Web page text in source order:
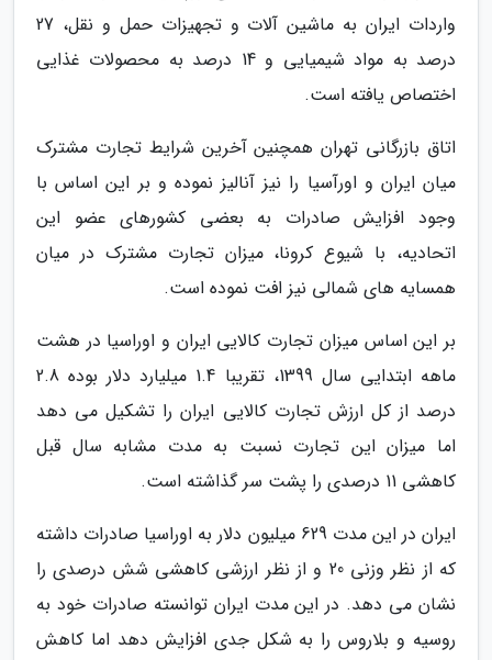
واردات ایران به ماشین آلات و تجهیزات حمل و نقل، 27
درصد به مواد شیمیایی و 14 درصد به محصولات غذایی
اختصاص یافته است.
اتاق بازرگانی تهران همچنین آخرین شرایط تجارت مشترک
میان ایران و اورآسیا را نیز آنالیز نموده و بر این اساس با
وجود افزایش صادرات به بعضی کشورهای عضو این
اتحادیه، با شیوع کرونا، میزان تجارت مشترک در میان
همسایه های شمالی نیز افت نموده است.
بر این اساس میزان تجارت کالایی ایران و اوراسیا در هشت
ماهه ابتدایی سال 1399، تقریبا 1.4 میلیارد دلار بوده 2.8
درصد از کل ارزش تجارت کالایی ایران را تشکیل می دهد
اما میزان این تجارت نسبت به مدت مشابه سال قبل
کاهشی 11 درصدی را پشت سر گذاشته است.
ایران در این مدت 629 میلیون دلار به اوراسیا صادرات داشته
که از نظر وزنی 20 و از نظر ارزشی کاهشی شش درصدی را
نشان می دهد. در این مدت ایران توانسته صادرات خود به
روسیه و بلاروس را به شکل جدی افزایش دهد اما کاهش